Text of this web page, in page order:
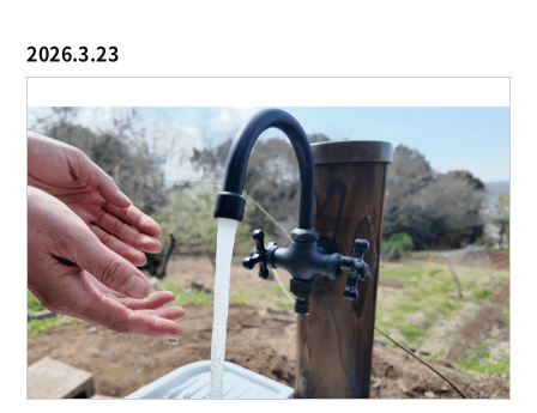
2026.3.23